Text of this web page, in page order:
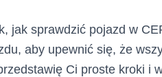
jak sprawdzić pojazd w
aby upewnić się, że
Ci proste kroki i